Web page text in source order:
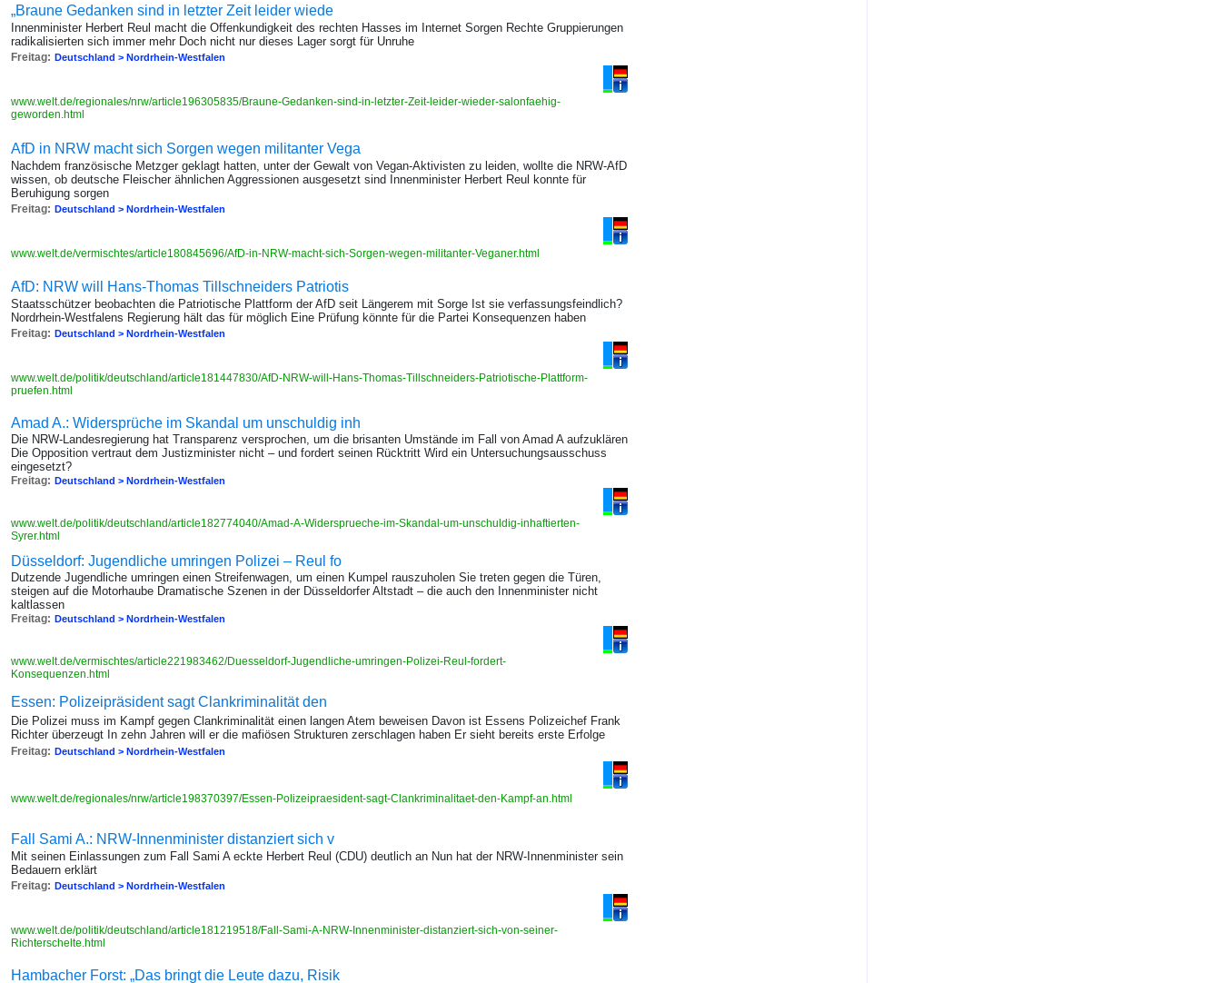
„Braune Gedanken sind in letzter Zeit leider wiede
Innenminister Herbert Reul macht die Offenkundigkeit des rechten Hasses im Internet Sorgen Rechte Gruppierungen
radikalisierten sich immer mehr Doch nicht nur dieses Lager sorgt für Unruhe
Freitag: Deutschland > Nordrhein-Westfalen
www.welt.de/regionales/nrw/article196305835/Braune-Gedanken-sind-in-letzter-Zeit-leider-wieder-salonfaehig-
geworden.html
AfD in NRW macht sich Sorgen wegen militanter Vega
Nachdem französische Metzger geklagt hatten, unter der Gewalt von Vegan-Aktivisten zu leiden, wollte die NRW-AfD
wissen, ob deutsche Fleischer ähnlichen Aggressionen ausgesetzt sind Innenminister Herbert Reul konnte für
Beruhigung sorgen
Freitag: Deutschland > Nordrhein-Westfalen
www.welt.de/vermischtes/article180845696/AfD-in-NRW-macht-sich-Sorgen-wegen-militanter-Veganer.html
AfD: NRW will Hans-Thomas Tillschneiders Patriotis
Staatsschützer beobachten die Patriotische Plattform der AfD seit Längerem mit Sorge Ist sie verfassungsfeindlich?
Nordrhein-Westfalens Regierung hält das für möglich Eine Prüfung könnte für die Partei Konsequenzen haben
Freitag: Deutschland > Nordrhein-Westfalen
www.welt.de/politik/deutschland/article181447830/AfD-NRW-will-Hans-Thomas-Tillschneiders-Patriotische-Plattform-
pruefen.html
Amad A.: Widersprüche im Skandal um unschuldig inh
Die NRW-Landesregierung hat Transparenz versprochen, um die brisanten Umstände im Fall von Amad A aufzuklären
Die Opposition vertraut dem Justizminister nicht – und fordert seinen Rücktritt Wird ein Untersuchungsausschuss
eingesetzt?
Freitag: Deutschland > Nordrhein-Westfalen
www.welt.de/politik/deutschland/article182774040/Amad-A-Widersprueche-im-Skandal-um-unschuldig-inhaftierten-
Syrer.html
Düsseldorf: Jugendliche umringen Polizei – Reul fo
Dutzende Jugendliche umringen einen Streifenwagen, um einen Kumpel rauszuholen Sie treten gegen die Türen,
steigen auf die Motorhaube Dramatische Szenen in der Düsseldorfer Altstadt – die auch den Innenminister nicht
kaltlassen
Freitag: Deutschland > Nordrhein-Westfalen
www.welt.de/vermischtes/article221983462/Duesseldorf-Jugendliche-umringen-Polizei-Reul-fordert-
Konsequenzen.html
Essen: Polizeipräsident sagt Clankriminalität den
Die Polizei muss im Kampf gegen Clankriminalität einen langen Atem beweisen Davon ist Essens Polizeichef Frank
Richter überzeugt In zehn Jahren will er die mafiösen Strukturen zerschlagen haben Er sieht bereits erste Erfolge
Freitag: Deutschland > Nordrhein-Westfalen
www.welt.de/regionales/nrw/article198370397/Essen-Polizeipraesident-sagt-Clankriminalitaet-den-Kampf-an.html
Fall Sami A.: NRW-Innenminister distanziert sich v
Mit seinen Einlassungen zum Fall Sami A eckte Herbert Reul (CDU) deutlich an Nun hat der NRW-Innenminister sein
Bedauern erklärt
Freitag: Deutschland > Nordrhein-Westfalen
www.welt.de/politik/deutschland/article181219518/Fall-Sami-A-NRW-Innenminister-distanziert-sich-von-seiner-
Richterschelte.html
Hambacher Forst: „Das bringt die Leute dazu, Risik